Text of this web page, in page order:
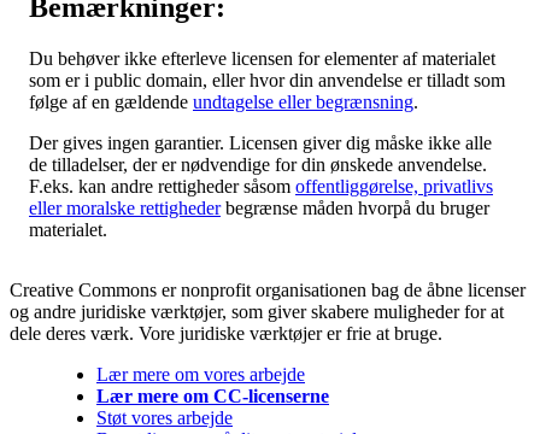
Bemærkninger:
Du behøver ikke efterleve licensen for elementer af materialet
som er i public domain, eller hvor din anvendelse er tilladt som
følge af en gældende undtagelse eller begrænsning.
Der gives ingen garantier. Licensen giver dig måske ikke alle
de tilladelser, der er nødvendige for din ønskede anvendelse.
F.eks. kan andre rettigheder såsom offentliggørelse, privatlivs
eller moralske rettighederbegrænse måden hvorpå du bruger
materialet.
Creative Commons er nonprofit organisationen bag de åbne licenser
og andre juridiske værktøjer, som giver skabere muligheder for at
dele deres værk. Vore juridiske værktøjer er frie at bruge.
Lær mere om vores arbejde
Lær mere om CC-licenserne
Støt vores arbejde